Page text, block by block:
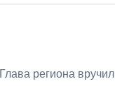
Глава региона